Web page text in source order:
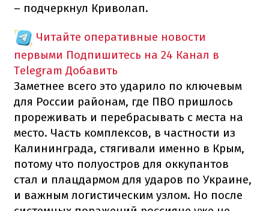
– подчеркнул Криволап.
Читайте оперативные новости
первыми Подпишитесь на 24 Канал в
Telegram Добавить
Заметнее всего это ударило по ключевым
для России районам, где ПВО пришлось
прореживать и перебрасывать с места на
место. Часть комплексов, в частности из
Калининграда, стягивали именно в Крым,
потому что полуостров для оккупантов
стал и плацдармом для ударов по Украине,
и важным логистическим узлом. Но после